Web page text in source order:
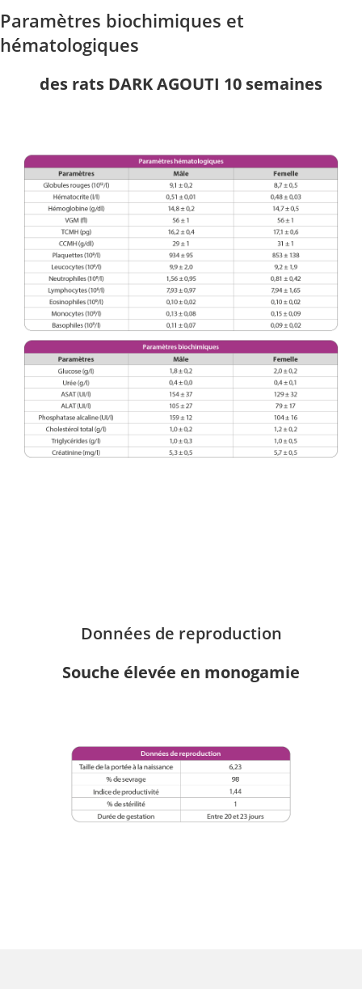
Paramètres biochimiques et
hématologiques
des rats DARK AGOUTI 10 semaines
Données de reproduction
Souche élevée en monogamie